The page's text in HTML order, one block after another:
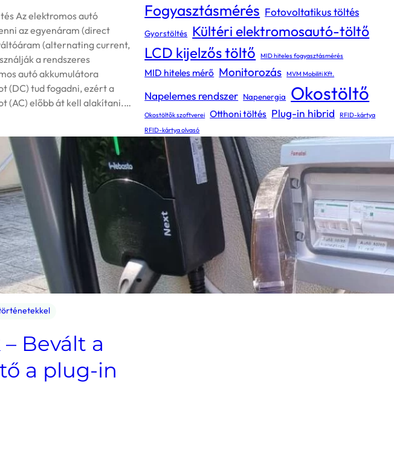
Az elektromos autó
az egyenáram (direct
(alternating current,
a rendszeres
autó akkumulátora
(DC) tud fogadni, ezért a
(AC) előbb át kell alakítani.…
Bevált a
a plug-in
Fogyasztásmérés Fotovoltatikus töltés
Gyorstöltés Kültéri elektromosautó-töltő
LCD kijelzős töltő MID hiteles fogyasztásmérés
MID hiteles mérő Monitorozás MVM Mobiliti Kft.
Napelemes rendszer Napenergia Okostöltő
Okostöltők szoftverei Otthoni töltés Plug-in hibrid
RFID-kártya
RFID-kártya olvasó
RFID-kártyás azonosítás
Szolgáltatásunk Továbbszámlázás
Type 2 csatlakozóaljzat Type 2 csatlakozós kábel
Type 2 kábelcsatlakozás
Távfelügyelet Távvezérlés
Villamosbiztonsági mérések Villanyautó töltése ÉV mérés